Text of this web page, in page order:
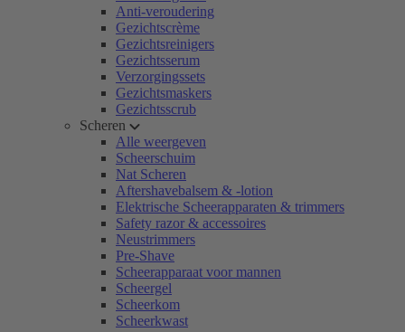
Anti-veroudering
Gezichtscrème
Gezichtsreinigers
Gezichtsserum
Verzorgingssets
Gezichtsmaskers
Gezichtsscrub
Scheren
Alle weergeven
Scheerschuim
Nat Scheren
Aftershavebalsem & -lotion
Elektrische Scheerapparaten & trimmers
Safety razor & accessoires
Neustrimmers
Pre-Shave
Scheerapparaat voor mannen
Scheergel
Scheerkom
Scheerkwast